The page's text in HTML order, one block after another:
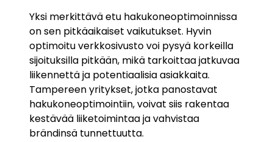
Yksi merkittävä etu hakukoneoptimoinnissa
on sen pitkäaikaiset vaikutukset. Hyvin
optimoitu verkkosivusto voi pysyä korkeilla
sijoituksilla pitkään, mikä tarkoittaa jatkuvaa
liikennettä ja potentiaalisia asiakkaita.
Tampereen yritykset, jotka panostavat
hakukoneoptimointiin, voivat siis rakentaa
kestävää liiketoimintaa ja vahvistaa
brändinsä tunnettuutta.